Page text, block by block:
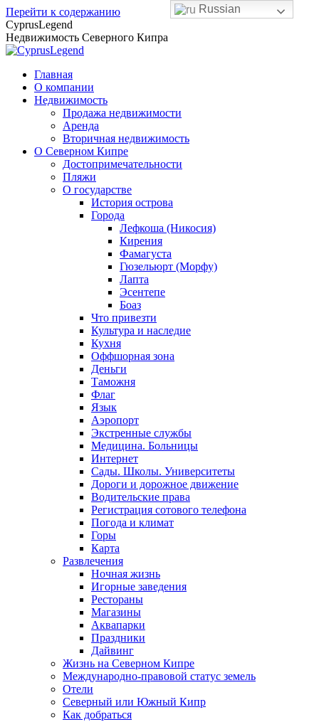
Перейти к содержанию
CyprusLegend
Недвижимость Северного Кипра
Главная
О компании
Недвижимость
Продажа недвижимости
Аренда
Вторичная недвижимость
О Северном Кипре
Достопримечательности
Пляжи
О государстве
История острова
Города
Лефкоша (Никосия)
Кирения
Фамагуста
Гюзельюрт (Морфу)
Лапта
Эсентепе
Боаз
Что привезти
Культура и наследие
Кухня
Оффшорная зона
Деньги
Таможня
Флаг
Язык
Аэропорт
Экстренные службы
Медицина. Больницы
Интернет
Сады. Школы. Университеты
Дороги и дорожное движение
Водительские права
Регистрация сотового телефона
Погода и климат
Горы
Карта
Развлечения
Ночная жизнь
Игорные заведения
Рестораны
Магазины
Аквапарки
Праздники
Дайвинг
Жизнь на Северном Кипре
Международно-правовой статус земель
Отели
Северный или Южный Кипр
Как добраться
Russian